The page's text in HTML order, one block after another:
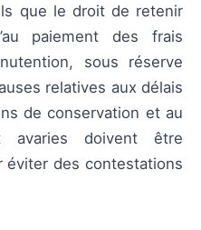
que le droit de retenir
paiement des frais
sous réserve
relatives aux délais
de conservation et au
doivent être
éviter des contestations